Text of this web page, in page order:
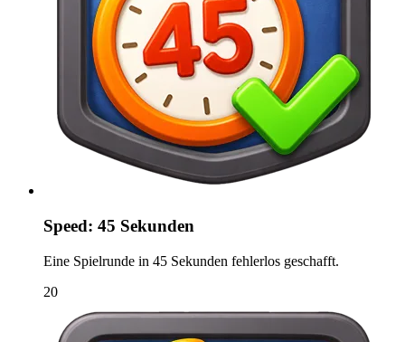
Speed: 45 Sekunden
Eine Spielrunde in 45 Sekunden fehlerlos geschafft.
20